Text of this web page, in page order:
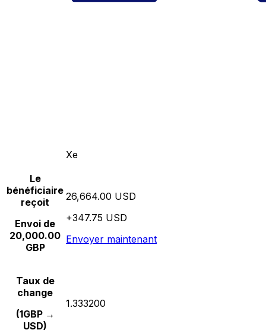
Xe
Le
bénéficiaire
reçoit
Envoi de
20,000.00
GBP
26,664.00 USD
+347.75 USD
Envoyer maintenant
Taux de
change
(1GBP →
USD)
1.333200